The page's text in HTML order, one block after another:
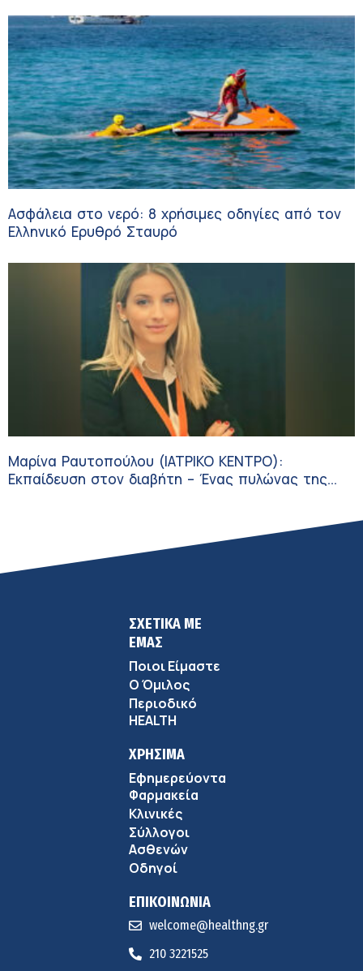
Ασφάλεια στο νερό: 8 χρήσιμες οδηγίες από τον
Ελληνικό Ερυθρό Σταυρό
Μαρίνα Ραυτοπούλου (ΙΑΤΡΙΚΟ ΚΕΝΤΡΟ):
Εκπαίδευση στον διαβήτη – Ένας πυλώνας της
ΣΧΕΤΙΚΑ ΜΕ
ΕΜΑΣ
Ποιοι Είμαστε
Ο Όμιλος
Περιοδικό
HEALTH
ΧΡΗΣΙΜΑ
Εφημερεύοντα
Φαρμακεία
Κλινικές
Σύλλογοι
Ασθενών
Οδηγοί
ΕΠΙΚΟΙΝΩΝΙΑ
welcome@healthng.gr
210 3221525